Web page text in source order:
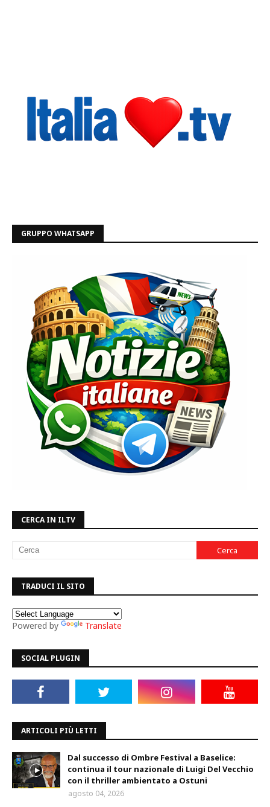
GRUPPO WHATSAPP
CERCA IN ILTV
TRADUCI IL SITO
Powered by Translate
SOCIAL PLUGIN
ARTICOLI PIÙ LETTI
Dal successo di Ombre Festival a Baselice:
continua il tour nazionale di Luigi Del Vecchio
con il thriller ambientato a Ostuni
agosto 04, 2026